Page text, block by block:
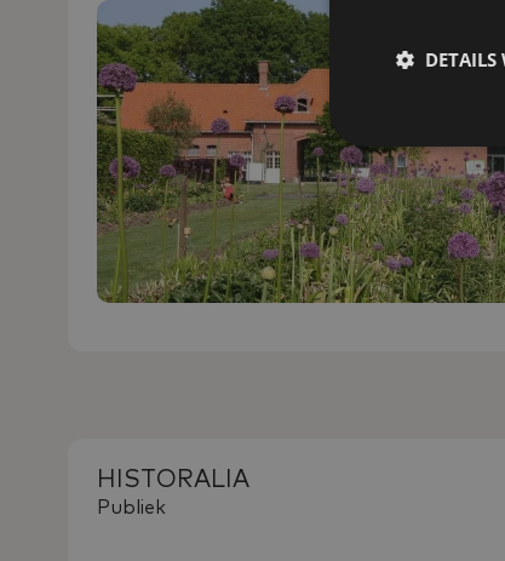
HISTORALIA
Publiek
DETAILS